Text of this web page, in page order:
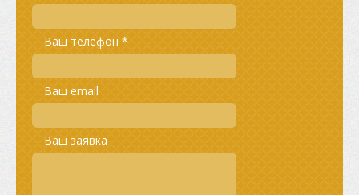
Ваш телефон *
Ваш email
Ваш заявка